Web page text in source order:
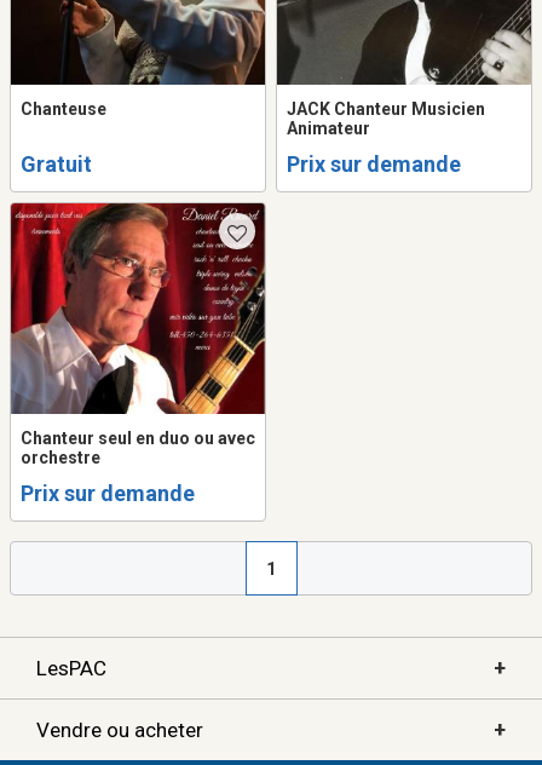
Chanteuse
Gratuit
JACK Chanteur Musicien
Animateur
Prix sur demande
Chanteur seul en duo ou avec
orchestre
Prix sur demande
1
LesPAC +
Vendre ou acheter +